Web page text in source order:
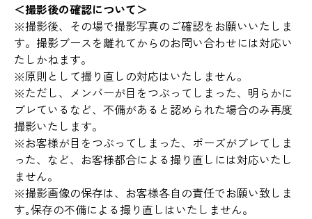
＜撮影後の確認について＞
※撮影後、その場で撮影写真のご確認をお願いいたしま
す。撮影ブースを離れてからのお問い合わせには対応い
たしかねます。
※原則として撮り直しの対応はいたしません。
※ただし、メンバーが目をつぶってしまった、明らかに
ブレているなど、不備があると認められた場合のみ再度
撮影いたします。
※お客様が目をつぶってしまった、ポーズがブレてしま
った、など、お客様都合による撮り直しには対応いたし
ません。
※撮影画像の保存は、お客様各自の責任でお願い致しま
す｡保存の不備による撮り直しはいたしません。